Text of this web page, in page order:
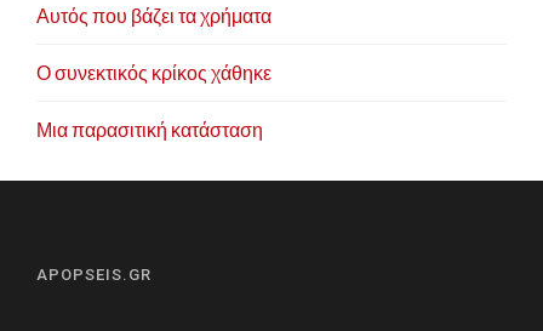
Αυτός που βάζει τα χρήματα
Ο συνεκτικός κρίκος χάθηκε
Μια παρασιτική κατάσταση
APOPSEIS.GR